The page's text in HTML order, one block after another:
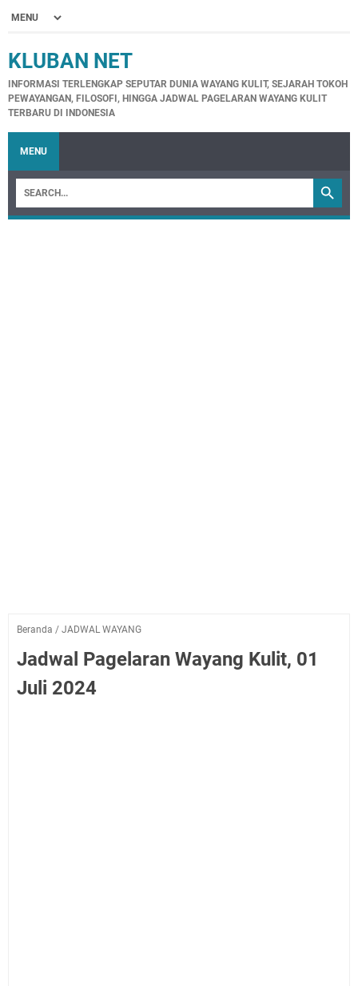
KLUBAN NET
INFORMASI TERLENGKAP SEPUTAR DUNIA WAYANG KULIT, SEJARAH TOKOH
PEWAYANGAN, FILOSOFI, HINGGA JADWAL PAGELARAN WAYANG KULIT
TERBARU DI INDONESIA
MENU
Beranda / JADWAL WAYANG
Jadwal Pagelaran Wayang Kulit, 01
Juli 2024